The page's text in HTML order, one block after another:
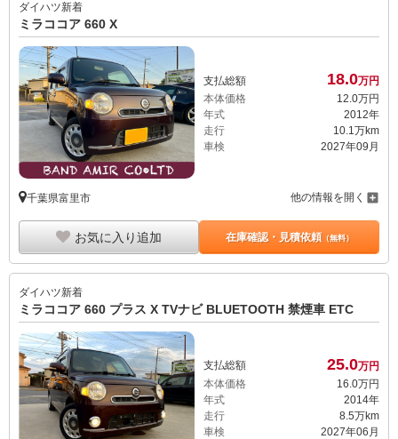
ダイハツ新着
ミラココア 660 X
支払総額 18.0万円
本体価格
12.0万円
年式
2012年
走行
10.1万km
車検
2027年09月
千葉県富里市 他の情報を開く
お気に入り追加 在庫確認・見積依頼（無料）
ダイハツ新着
ミラココア 660 プラス X TVナビ BLUETOOTH 禁煙車 ETC
支払総額 25.0万円
本体価格
16. 0万円
年式
2014年
走行
8.5万km
車検
2027年06月